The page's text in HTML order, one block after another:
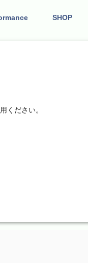
SHOP
ください。